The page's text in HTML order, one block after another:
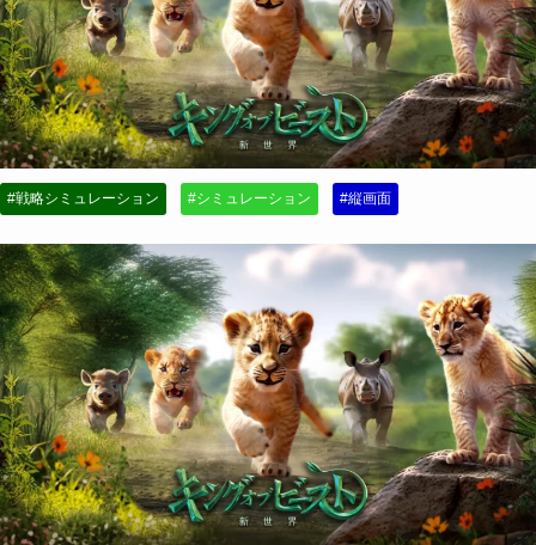
#戦略シミュレーション #シミュレーション #縦画面